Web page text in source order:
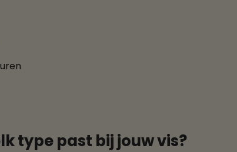
type past bij jouw vis?